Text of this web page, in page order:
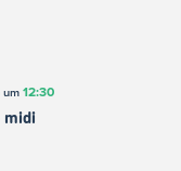
um 12:30
midi